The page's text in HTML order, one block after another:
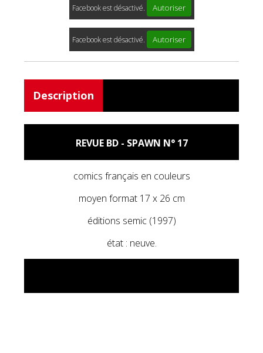
Facebook est désactivé. Autoriser
Facebook est désactivé. Autoriser
Description
REVUE BD - SPAWN N° 17
comics français en couleurs
moyen format 17 x 26 cm
éditions semic (1997)
état : neuve.